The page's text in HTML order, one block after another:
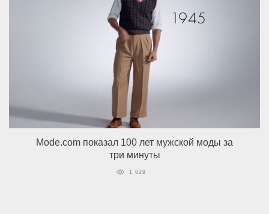
Mode.com показал 100 лет мужской моды за
три минуты
1 629